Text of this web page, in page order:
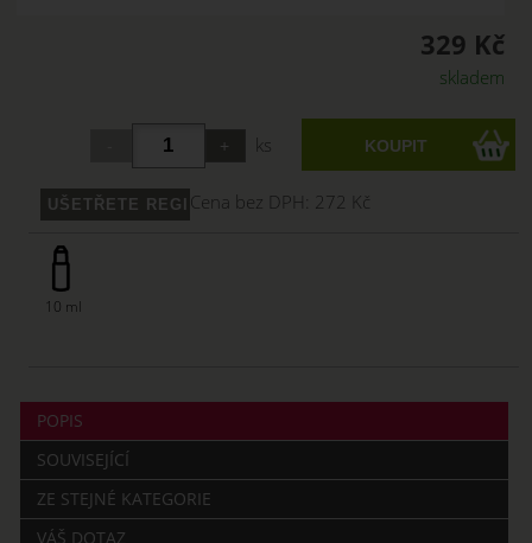
329 Kč
skladem
ks
Cena bez DPH: 272 Kč
10 ml
POPIS
SOUVISEJÍCÍ
ZE STEJNÉ KATEGORIE
VÁŠ DOTAZ